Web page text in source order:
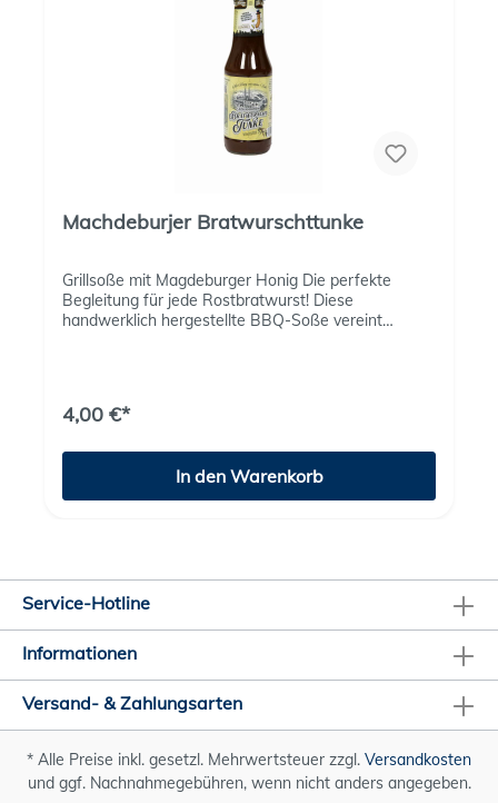
Machdeburjer Bratwurschttunke
Grillsoße mit Magdeburger Honig Die perfekte
Begleitung für jede Rostbratwurst! Diese
handwerklich hergestellte BBQ-Soße vereint
Magdeburger Honig Perfekt für: Grillpartys,
4,00 €*
In den Warenkorb
Service-Hotline
Informationen
Versand- & Zahlungsarten
* Alle Preise inkl. gesetzl. Mehrwertsteuer zzgl. Versandkosten
und ggf. Nachnahmegebühren, wenn nicht anders angegeben.